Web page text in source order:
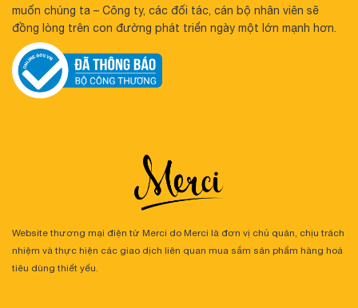
muốn chúng ta – Công ty, các đối tác, cán bộ nhân viên sẽ
đồng lòng trên con đường phát triển ngày một lớn mạnh hơn.
Website thương mại điện tử Merci do Merci là đơn vị chủ quản, chịu trách
nhiệm và thực hiện các giao dịch liên quan mua sắm sản phẩm hàng hoá
tiêu dùng thiết yếu.